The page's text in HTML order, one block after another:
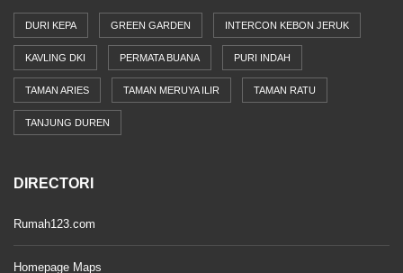
DURI KEPA GREEN GARDEN INTERCON KEBON JERUK
KAVLING DKI PERMATA BUANA PURI INDAH
TAMAN ARIES TAMAN MERUYA ILIR TAMAN RATU
TANJUNG DUREN
DIRECTORI
Rumah123.com
Homepage Maps